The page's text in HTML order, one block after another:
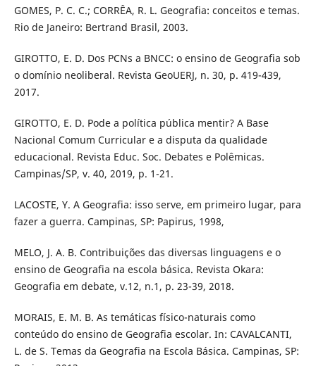
GOMES, P. C. C.; CORRÊA, R. L. Geografia: conceitos e temas.
Rio de Janeiro: Bertrand Brasil, 2003.
GIROTTO, E. D. Dos PCNs a BNCC: o ensino de Geografia sob
o domínio neoliberal. Revista GeoUERJ, n. 30, p. 419-439,
2017.
GIROTTO, E. D. Pode a política pública mentir? A Base
Nacional Comum Curricular e a disputa da qualidade
educacional. Revista Educ. Soc. Debates e Polêmicas.
Campinas/SP, v. 40, 2019, p. 1-21.
LACOSTE, Y. A Geografia: isso serve, em primeiro lugar, para
fazer a guerra. Campinas, SP: Papirus, 1998,
MELO, J. A. B. Contribuições das diversas linguagens e o
ensino de Geografia na escola básica. Revista Okara:
Geografia em debate, v.12, n.1, p. 23-39, 2018.
MORAIS, E. M. B. As temáticas físico-naturais como
conteúdo do ensino de Geografia escolar. In: CAVALCANTI,
L. de S. Temas da Geografia na Escola Básica. Campinas, SP: